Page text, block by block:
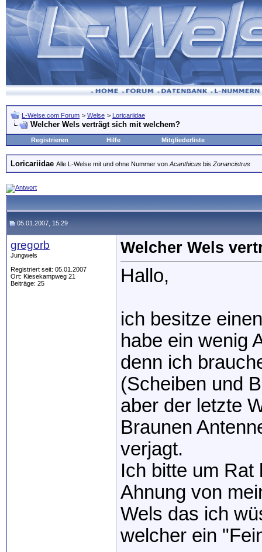
L-Welse.com Forum > Welse > Loricariidae
Welcher Wels verträgt sich mit welchem?
Registrieren Hilfe Mitgliederliste
Loricariidae Alle L-Welse mit und ohne Nummer von Acanthicus bis Zonancistrus
05.01.2007, 15:29
gregorb
Jungwels
Registriert seit: 05.01.2007
Ort: Kiesekampweg 21
Beiträge: 25
Welcher Wels
Hallo,
ich besitze
habe ein wenig
denn ich
(Scheiben und
aber der letzte
Braunen
verjagt.
Ich bitte um Rat
Ahnung von
Wels das ich
welcher ein